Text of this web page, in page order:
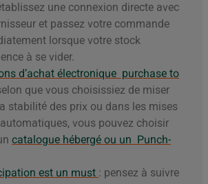
une connexion directe avec
et passez votre commande
lorsque votre stock
à se vider.
d’achat électronique purchase to
que vous choisissiez de miser
stabilité des prix ou dans les mises
vous pouvez choisir
catalogue hébergé ou un Punch-
est un must : pensez à suivre